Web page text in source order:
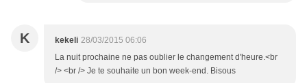
K kekeli 28/03/2015 06:06
La nuit prochaine ne pas oublier le changement d'heure.<br
/> <br /> Je te souhaite un bon week-end. Bisous